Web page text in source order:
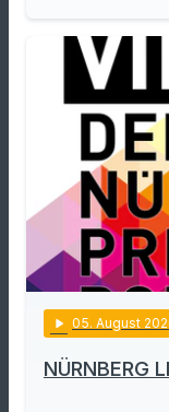
play_arrow 05. August
NÜRNBERG